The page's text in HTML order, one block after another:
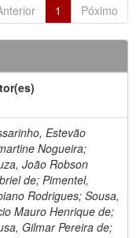
1 Póximo
Estevão
Nogueira;
João Robson
de; Pimentel,
Rodrigues; Sousa,
Mauro Henrique de;
Gilmar Pereira de;